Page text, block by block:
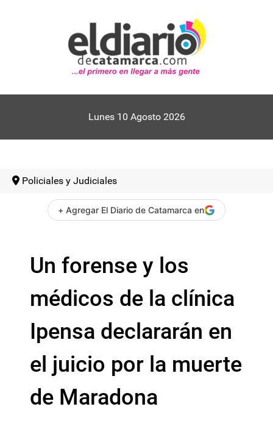
Lunes 10 Agosto 2026
Policiales y Judiciales
+ Agregar El Diario de Catamarca en
Un forense y los
médicos de la clínica
Ipensa declararán en
el juicio por la muerte
de Maradona